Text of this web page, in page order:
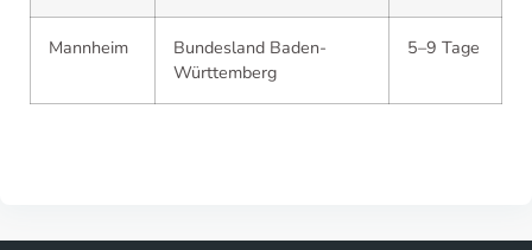
Mannheim
Bundesland Baden-
Württemberg
5–9 Tage